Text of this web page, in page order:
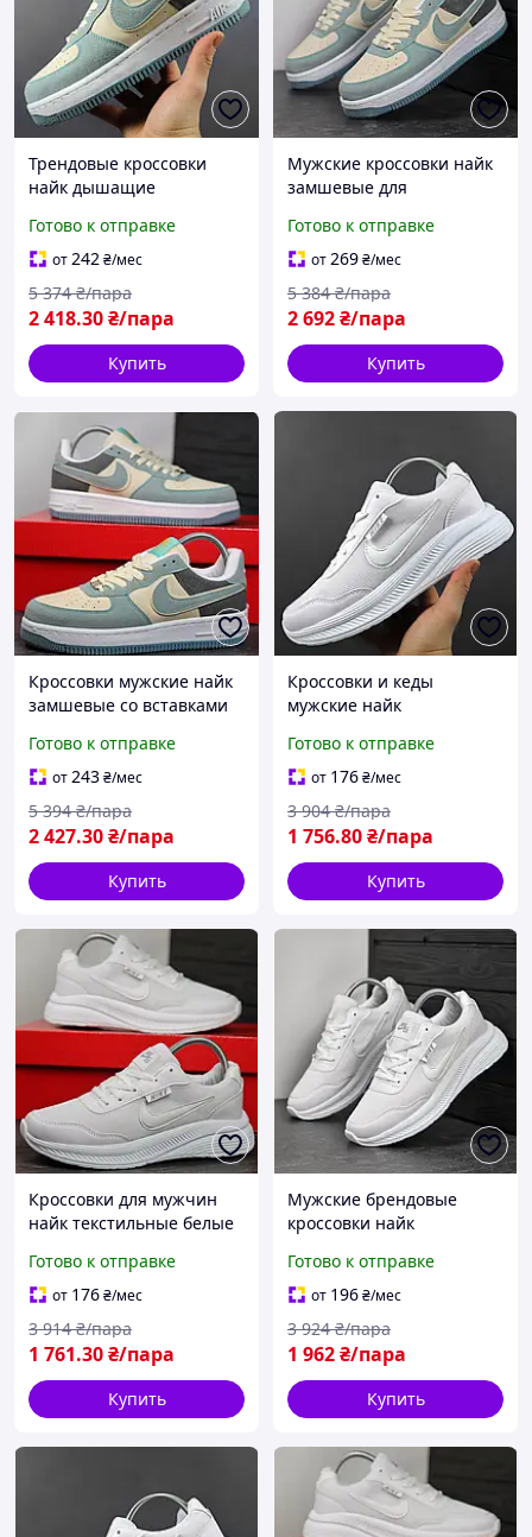
Трендовые кроссовки
найк дышащие
BLK-92
Готово к отправке
от242₴/мес
2 418.30₴/пара
5 374 ₴/пара
Купить
Мужские кроссовки найк
замшевые для
93
Готово к отправке
от269₴/мес
2 692₴/пара
5 384 ₴/пара
Купить
Кроссовки мужские найк
замшевые со вставками
Готово к отправке
от243₴/мес
2 427.30₴/пара
5 394 ₴/пара
Купить
Кроссовки и кеды
мужские найк
115
Готово к отправке
от 176₴/мес
1 756.80₴/пара
3 904 ₴/пара
Купить
Кроссовки для мужчин
найк текстильные белые
Готово к отправке
от 176₴/мес
1 761.30₴/пара
3 914 ₴/пара
Купить
Мужские брендовые
кроссовки найк
117
Готово к отправке
от 196₴/мес
1 962₴/пара
3 924 ₴/пара
Купить